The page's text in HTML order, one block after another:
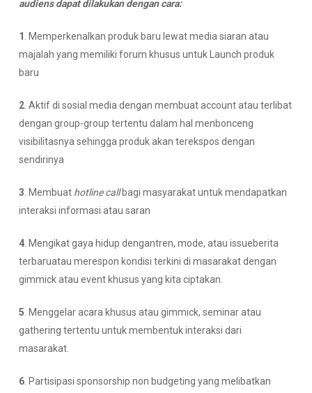
audiens dapat dilakukan dengan cara:
1
. Memperkenalkan produk baru lewat media siaran atau
majalah yang memiliki forum khusus untuk Launch produk
baru
2. Aktif di sosial media dengan membuat account atau terlibat
dengan group-group tertentu dalam hal menbonceng
visibilitasnya sehingga produk akan terekspos dengan
sendirinya
3 . Membuat hotline callbagi masyarakat untuk mendapatkan
interaksi informasi atau saran
4. Mengikat gaya hidup dengantren, mode, atau issueberita
terbaruatau merespon kondisi terkini di masarakat dengan
gimmick atau event khusus yang kita ciptakan.
5 . Menggelar acara khusus atau gimmick, seminar atau
gathering tertentu untuk membentuk interaksi dari
masarakat.
6. Partisipasi sponsorship non budgeting yang melibatkan